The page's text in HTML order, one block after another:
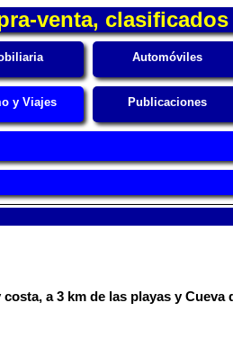
venta, clasificados
Automóviles
y Viajes Publicaciones
a 3 km de las playas y Cueva